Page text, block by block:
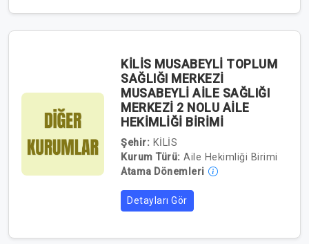
KİLİS MUSABEYLİ TOPLUM
SAĞLIĞI MERKEZİ
MUSABEYLİ AİLE SAĞLIĞI
MERKEZİ 2 NOLU AİLE
HEKİMLİĞİ BİRİMİ
Şehir: KİLİS
Kurum Türü: Aile Hekimliği Birimi
Atama Dönemleri
Detayları Gör